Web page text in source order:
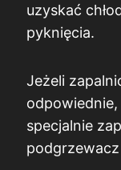
uzyskać
pyknięcia.
Jeżeli
specjalnie